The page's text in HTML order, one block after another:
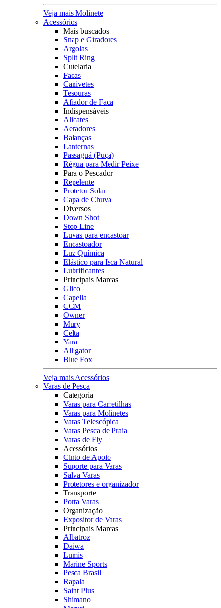
Veja mais Molinete
Acessórios
Mais buscados
Snap e Giradores
Argolas
Split Ring
Cutelaria
Facas
Canivetes
Tesouras
Afiador de Faca
Indispensáveis
Alicates
Aeradores
Balanças
Lanternas
Passaguá (Puça)
Régua para Medir Peixe
Para o Pescador
Repelente
Protetor Solar
Capa de Chuva
Diversos
Down Shot
Stop Line
Luvas para encastoar
Encastoador
Luz Química
Elástico para Isca Natural
Lubrificantes
Principais Marcas
Glico
Capella
CCM
Owner
Mury
Celta
Yara
Alligator
Blue Fox
Veja mais Acessórios
Varas de Pesca
Categoria
Varas para Carretilhas
Varas para Molinetes
Varas Telescópica
Varas Pesca de Praia
Varas de Fly
Acessórios
Cinto de Apoio
Suporte para Varas
Salva Varas
Protetores e organizador
Transporte
Porta Varas
Organização
Expositor de Varas
Principais Marcas
Albatroz
Daiwa
Lumis
Marine Sports
Pesca Brasil
Rapala
Saint Plus
Shimano